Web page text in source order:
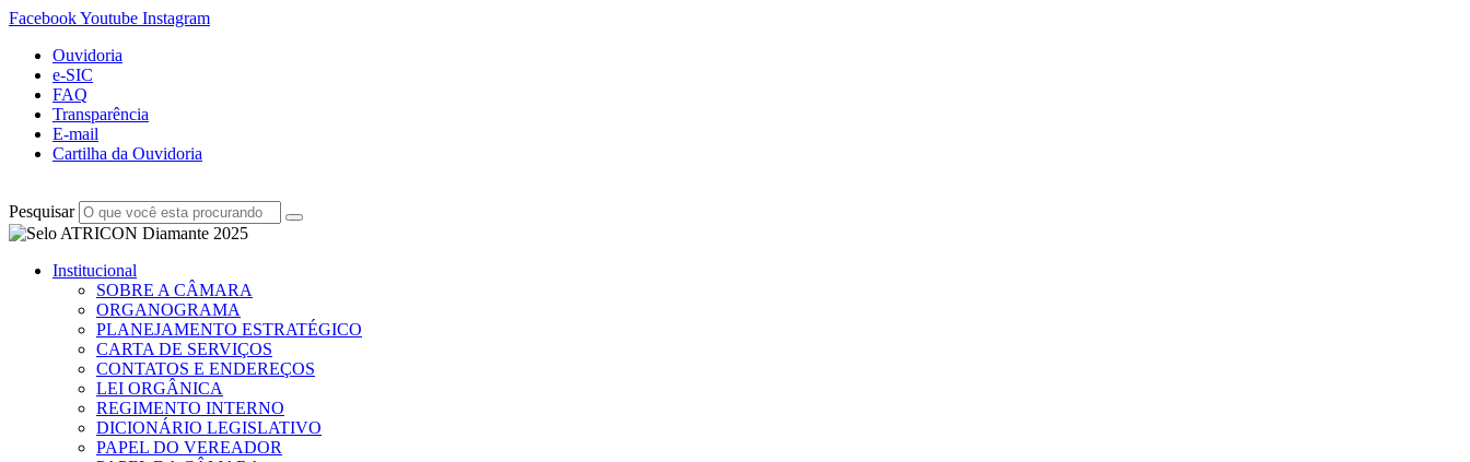
FacebookYoutube Instagram
Ouvidoria
e-SIC
FAQ
Transparência
E-mail
Cartilha da Ouvidoria
Pesquisar
Institucional
SOBRE A CÂMARA
ORGANOGRAMA
PLANEJAMENTO ESTRATÉGICO
CARTA DE SERVIÇOS
CONTATOS E ENDEREÇOS
LEI ORGÂNICA
REGIMENTO INTERNO
DICIONÁRIO LEGISLATIVO
PAPEL DO VEREADOR